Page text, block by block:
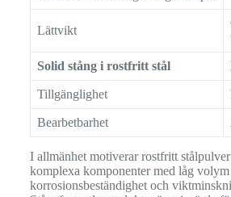
Lättvikt
Solid stång i rostfritt stål
Tillgänglighet
Bearbetbarhet
I allmänhet motiverar rostfritt
komplexa komponenter med låg
korrosionsbeständighet och